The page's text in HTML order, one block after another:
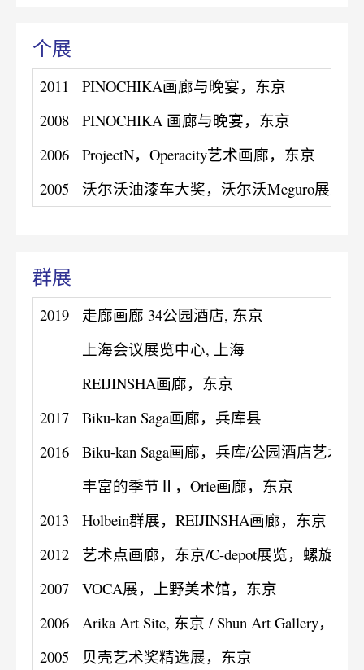
个展
2011
PINOCHIKA画廊与晚宴，东京
2008
PINOCHIKA 画廊与晚宴，东京
2006
ProjectN，Operacity艺术画廊，东京
2005
沃尔沃油漆车大奖，沃尔沃Meguro展厅
群展
2019
走廊画廊 34公园酒店, 东京
上海会议展览中心, 上海
REIJINSHA画廊，东京
2017
Biku-kan Saga画廊，兵库县
2016
Biku-kan Saga画廊，兵库/公园酒店艺术
丰富的季节Ⅱ，Orie画廊，东京
2013
Holbein群展，REIJINSHA画廊，东京
2012
艺术点画廊，东京/C-depot展览，螺旋大
2007
VOCA展，上野美术馆，东京
2006
Arika Art Site, 东京 / Shun Art Gallery，上海
2005
贝壳艺术奖精选展，东京